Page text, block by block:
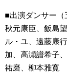
■出演ダンサー（
秋元康臣、飯島
ル・ユ、遠藤康
加、高瀬譜希子
祐磨、柳本雅寛